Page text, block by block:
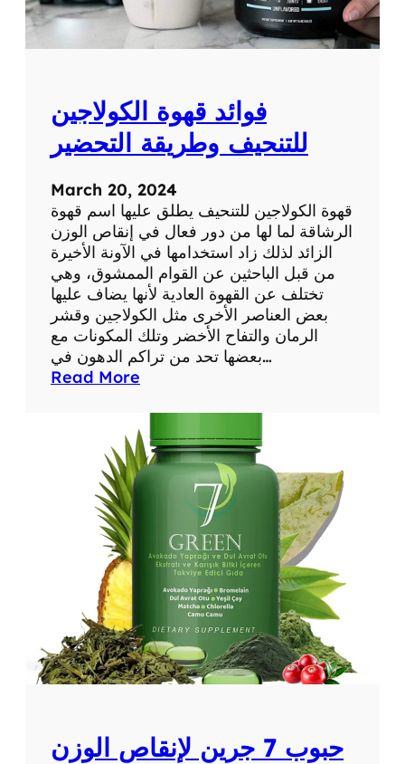
ة
ف
ي
و
ي
ك
س
ي
م
ل
ل
ت
خ
س
ي
س
فوائد قهوة الكولاجين
للتنحيف وطريقة التحضير
March 20, 2024
قهوة الكولاجين للتنحيف يطلق عليها اسم قهوة
الرشاقة لما لها من دور فعال في إنقاص الوزن
الزائد لذلك زاد استخدامها في الآونة الأخيرة
من قبل الباحثين عن القوام الممشوق، وهي
تختلف عن القهوة العادية لأنها يضاف عليها
بعض العناصر الأخرى مثل الكولاجين وقشر
الرمان والتفاح الأخضر وتلك المكونات مع
بعضها تحد من تراكم الدهون في…
Read More
ا
ئ
د
ك
و
ل
ا
ن
حبوب 7 جرين لإنقاص الوزن